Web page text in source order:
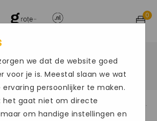
0
herenschoenen / Hoog sportief
we dat de website goed
voor je is. Meestal slaan we wat
persoonlijker te maken.
het gaat niet om directe
om handige instellingen en